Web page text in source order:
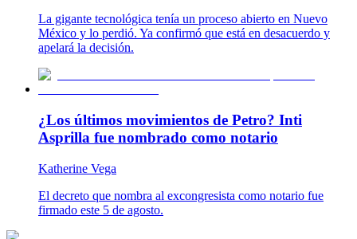
La gigante tecnológica tenía un proceso abierto en Nuevo
México y lo perdió. Ya confirmó que está en desacuerdo y
apelará la decisión.
¿Los últimos movimientos de Petro? Inti
Asprilla fue nombrado como notario
Katherine Vega
El decreto que nombra al excongresista como notario fue
firmado este 5 de agosto.